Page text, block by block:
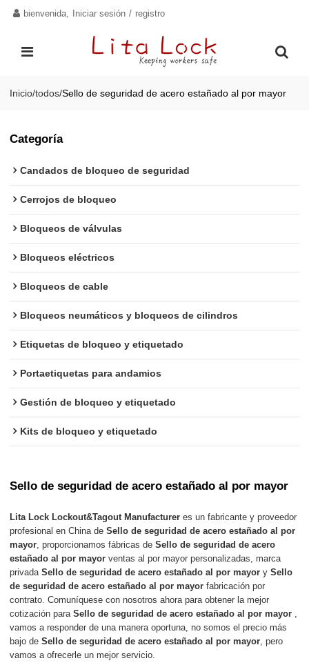
bienvenida, Iniciar sesión / registro
Inicio/todos/Sello de seguridad de acero estañado al por mayor
Categoría
Candados de bloqueo de seguridad
Cerrojos de bloqueo
Bloqueos de válvulas
Bloqueos eléctricos
Bloqueos de cable
Bloqueos neumáticos y bloqueos de cilindros
Etiquetas de bloqueo y etiquetado
Portaetiquetas para andamios
Gestión de bloqueo y etiquetado
Kits de bloqueo y etiquetado
Sello de seguridad de acero estañado al por mayor
Lita Lock Lockout&Tagout Manufacturer es un fabricante y proveedor
profesional en China deSello de seguridad de acero estañado al por
mayor , proporcionamos fábricas deSello de seguridad de acero
estañado al por mayor ventas al por mayor personalizadas, marca
privadaSello de seguridad de acero estañado al por mayor ySello
de seguridad de acero estañado al por mayor fabricación por
contrato. Comuníquese con nosotros ahora para obtener la mejor
cotización paraSello de seguridad de acero estañado al por mayor
vamos a responder de una manera oportuna, no somos el precio más
bajo deSello de seguridad de acero estañado al por mayor , pero
vamos a ofrecerle un mejor servicio.